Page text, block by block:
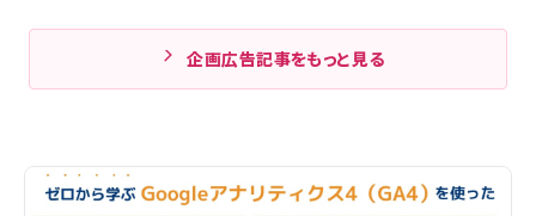
企画広告記事をもっと見る